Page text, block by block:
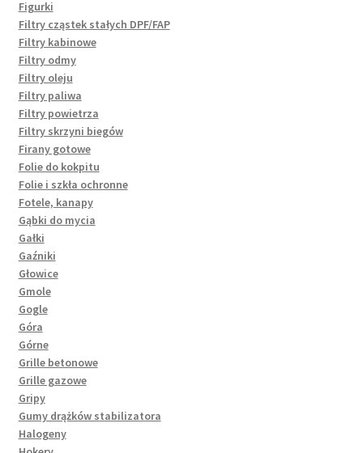
Figurki
Filtry cząstek stałych DPF/FAP
Filtry kabinowe
Filtry odmy
Filtry oleju
Filtry paliwa
Filtry powietrza
Filtry skrzyni biegów
Firany gotowe
Folie do kokpitu
Folie i szkła ochronne
Fotele, kanapy
Gąbki do mycia
Gałki
Gaźniki
Głowice
Gmole
Gogle
Góra
Górne
Grille betonowe
Grille gazowe
Gripy
Gumy drążków stabilizatora
Halogeny